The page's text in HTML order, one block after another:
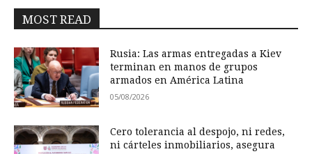
MOST READ
Rusia: Las armas entregadas a Kiev
terminan en manos de grupos
armados en América Latina
05/08/2026
Cero tolerancia al despojo, ni redes,
ni cárteles inmobiliarios, asegura